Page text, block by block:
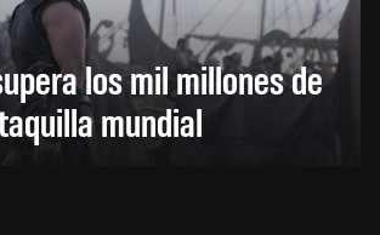
los mil millones de
mundial